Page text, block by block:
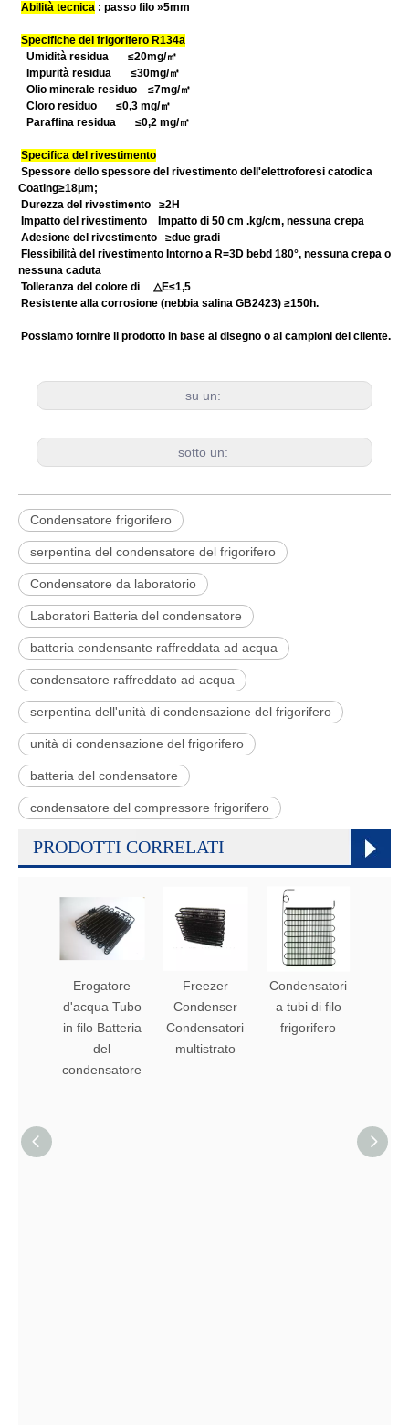
Abilità tecnica : passo filo »5mm
Specifiche del frigorifero R134a
Umidità residua ≤20mg/㎡
Impurità residua ≤30mg/㎡
Olio minerale residuo ≤7mg/㎡
Cloro residuo ≤0,3 mg/㎡
Paraffina residua ≤0,2 mg/㎡
Specifica del rivestimento
Spessore dello spessore del rivestimento dell'elettroforesi catodica
Coating≥18μm;
Durezza del rivestimento ≥2H
Impatto del rivestimento Impatto di 50 cm .kg/cm, nessuna crepa
Adesione del rivestimento ≥due gradi
Flessibilità del rivestimento Intorno a R=3D bebd 180°, nessuna crepa o
nessuna caduta
Tolleranza del colore di △E≤1,5
Resistente alla corrosione (nebbia salina GB2423) ≥150h.
Possiamo fornire il prodotto in base al disegno o ai campioni del cliente.
su un:
sotto un:
Condensatore frigorifero
serpentina del condensatore del frigorifero
Condensatore da laboratorio
Laboratori Batteria del condensatore
batteria condensante raffreddata ad acqua
condensatore raffreddato ad acqua
serpentina dell'unità di condensazione del frigorifero
unità di condensazione del frigorifero
batteria del condensatore
condensatore del compressore frigorifero
PRODOTTI CORRELATI
Erogatore
d'acqua Tubo
in filo Batteria
del
condensatore
Freezer
Condenser
Condensatori
multistrato
Condensatori
a tubi di filo
frigorifero